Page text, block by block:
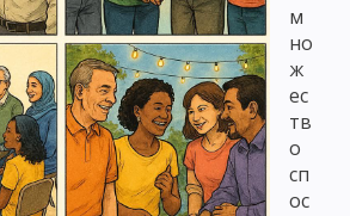
м
но
ж
ес
тв
о
сп
ос